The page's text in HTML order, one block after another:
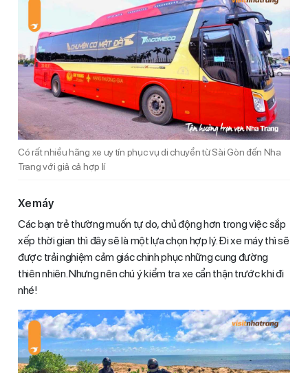
Có rất nhiều hãng xe uy tín phục vụ di chuyển từ Sài Gòn đến Nha
Trang với giả cả hợp lí
Xe máy
Các bạn trẻ thường muốn tự do, chủ động hơn trong việc sắp
xếp thời gian thì đây sẽ là một lựa chọn hợp lý. Đi xe máy thì sẽ
được trải nghiệm cảm giác chinh phục những cung đường
thiên nhiên. Nhưng nên chú ý kiểm tra xe cẩn thận trước khi đi
nhé!